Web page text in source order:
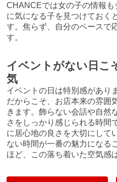
CHANCEでは女の子の情報
に気になる子を見つけておく
す。焦らず、自分のペースで
す。
イベントがない日こ
気
イベントの日は特別感があり
だからこそ、お店本来の雰囲
きます。飾らない会話や自然
さをしっかり感じられる時間
に居心地の良さを大切にして
ない時間が一番の魅力になる
ほど、この落ち着いた空気感